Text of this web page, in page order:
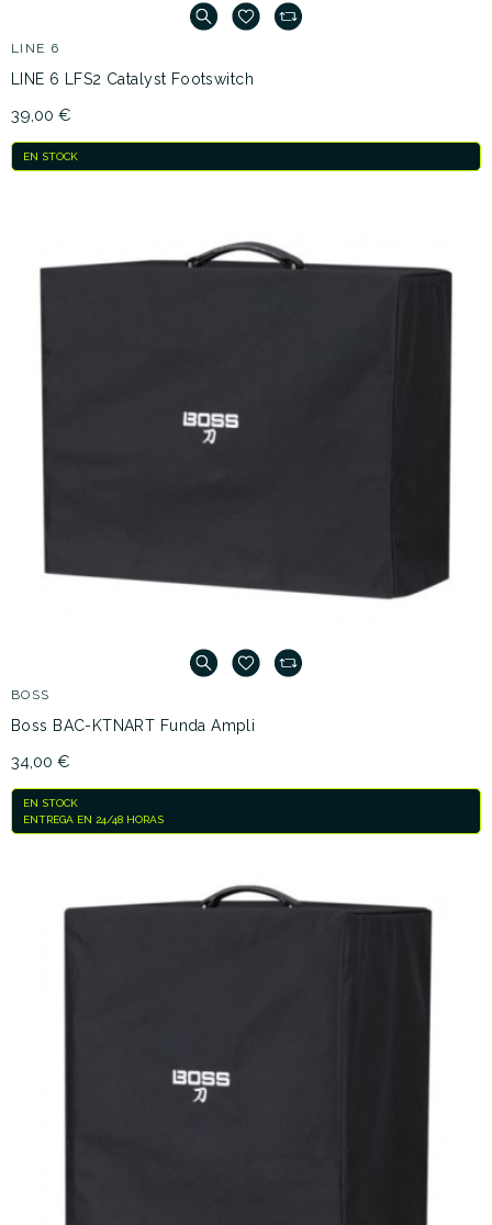
LINE 6
LINE 6 LFS2 Catalyst Footswitch
39,00 €
EN STOCK
BOSS
Boss BAC-KTNART Funda Ampli
34,00 €
EN STOCK
ENTREGA EN 24/48 HORAS